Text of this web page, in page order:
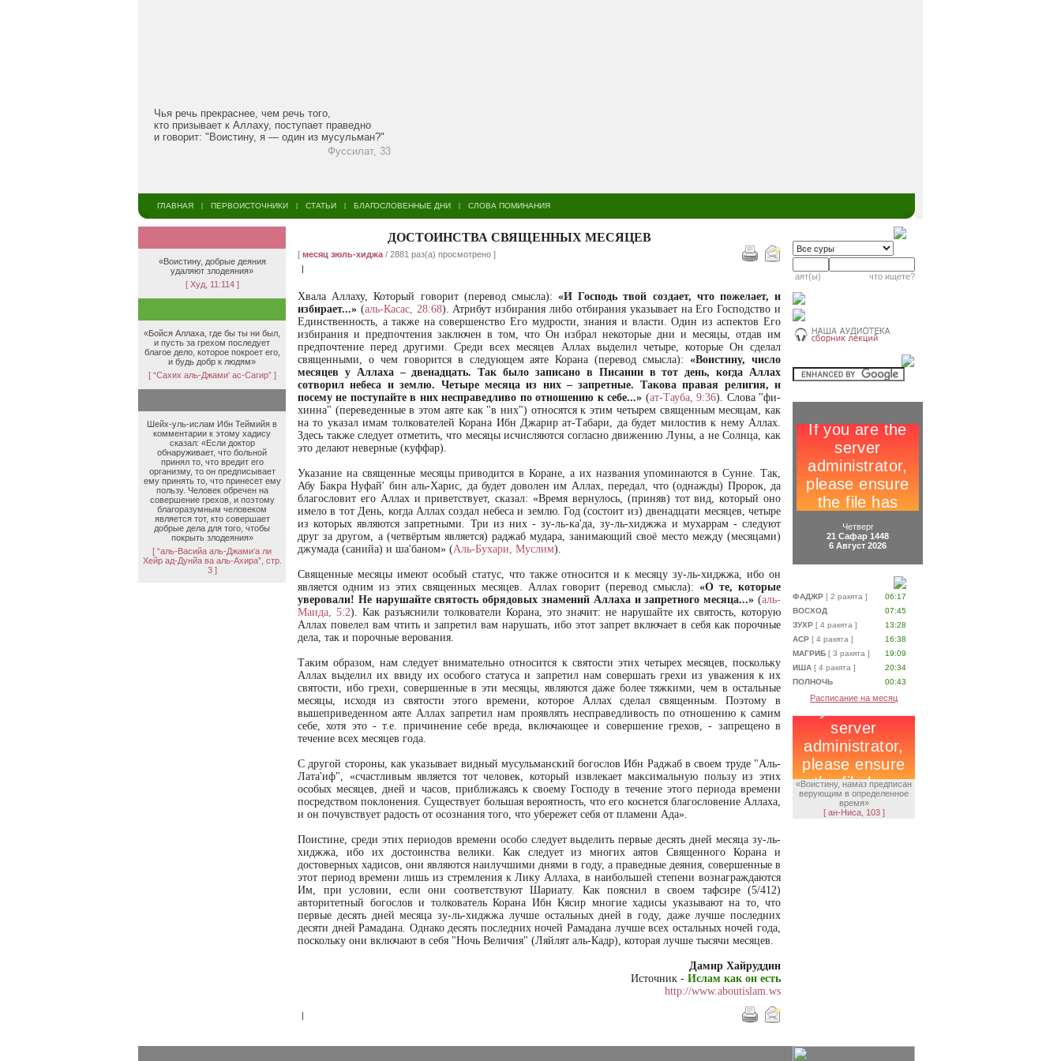
Чья речь прекраснее, чем речь того,
кто призывает к Аллаху, поступает праведно
и говорит: "Воистину, я — один из мусульман?"
Фуссилат, 33
ГЛАВНАЯ ПЕРВОИСТОЧНИКИ СТАТЬИ БЛАГОСЛОВЕННЫЕ ДНИ СЛОВА ПОМИНАНИЯ
«Воистину, добрые деяния
удаляют злодеяния»
[ Худ, 11:114 ]
«Бойся Аллаха, где бы ты ни был,
и пусть за грехом последует
благое дело, которое покроет его,
и будь добр к людям»
[ “Сахих аль-Джами‘ ас-Сагир” ]
Шейх-уль-ислам Ибн Теймийя в
комментарии к этому хадису
сказал: «Если доктор
обнаруживает, что больной
принял то, что вредит его
организму, то он предписывает
ему принять то, что принесет ему
пользу. Человек обречен на
совершение грехов, и поэтому
благоразумным человеком
является тот, кто совершает
добрые дела для того, чтобы
покрыть злодеяния»
[ “аль-Васийа аль-Джами‘а ли
Хейр ад-Дунйа ва аль-Ахира”, стр.
3 ]
ДОСТОИНСТВА СВЯЩЕННЫХ МЕСЯЦЕВ
[ месяц зюль-хиджа / 2881 раз(а) просмотрено ]
|
Хвала Аллаху, Который говорит (перевод смысла): «И Господь твой создает, что пожелает, и
избирает...» (аль-Касас, 28:68). Атрибут избирания либо отбирания указывает на Его Господство и
Единственность, а также на совершенство Его мудрости, знания и власти. Один из аспектов Его
избирания и предпочтения заключен в том, что Он избрал некоторые дни и месяцы, отдав им
предпочтение перед другими. Среди всех месяцев Аллах выделил четыре, которые Он сделал
священными, о чем говорится в следующем аяте Корана (перевод смысла):«Воистину, число
месяцев у Аллаха – двенадцать. Так было записано в Писании в тот день, когда Аллах
сотворил небеса и землю. Четыре месяца из них – запретные. Такова правая религия, и
посему не поступайте в них несправедливо по отношению к себе...» (ат-Тауба, 9:36). Слова "фи-
хинна" (переведенные в этом аяте как "в них") относятся к этим четырем священным месяцам, как
на то указал имам толкователей Корана Ибн Джарир ат-Табари, да будет милостив к нему Аллах.
Здесь также следует отметить, что месяцы исчисляются согласно движению Луны, а не Солнца, как
это делают неверные (куффар).
Указание на священные месяцы приводится в Коране, а их названия упоминаются в Сунне. Так,
Абу Бакра Нуфай' бин аль-Харис, да будет доволен им Аллах, передал, что (однажды) Пророк, да
благословит его Аллах и приветствует, сказал: «Время вернулось, (приняв) тот вид, который оно
имело в тот День, когда Аллах создал небеса и землю. Год (состоит из) двенадцати месяцев, четыре
из которых являются запретными. Три из них - зу-ль-ка'да, зу-ль-хиджжа и мухаррам - следуют
друг за другом, а (четвёртым является) раджаб мудара, занимающий своё место между (месяцами)
джумада (санийа) и ша'баном» (Аль-Бухари, Муслим).
Священные месяцы имеют особый статус, что также относится и к месяцу зу-ль-хиджжа, ибо он
является одним из этих священных месяцев. Аллах говорит (перевод смысла):«О те, которые
уверовали! Не нарушайте святость обрядовых знамений Аллаха и запретного месяца...» (аль-
Маида, 5:2). Как разъяснили толкователи Корана, это значит: не нарушайте их святость, которую
Аллах повелел вам чтить и запретил вам нарушать, ибо этот запрет включает в себя как порочные
дела, так и порочные верования.
Таким образом, нам следует внимательно относится к святости этих четырех месяцев, поскольку
Аллах выделил их ввиду их особого статуса и запретил нам совершать грехи из уважения к их
святости, ибо грехи, совершенные в эти месяцы, являются даже более тяжкими, чем в остальные
месяцы, исходя из святости этого времени, которое Аллах сделал священным. Поэтому в
вышеприведенном аяте Аллах запретил нам проявлять несправедливость по отношению к самим
себе, хотя это - т.е. причинение себе вреда, включающее и совершение грехов, - запрещено в
течение всех месяцев года.
С другой стороны, как указывает видный мусульманский богослов Ибн Раджаб в своем труде "Аль-
Лата'иф", «счастливым является тот человек, который извлекает максимальную пользу из этих
особых месяцев, дней и часов, приближаясь к своему Господу в течение этого периода времени
посредством поклонения. Существует большая вероятность, что его коснется благословение Аллаха,
и он почувствует радость от осознания того, что убережет себя от пламени Ада».
Поистине, среди этих периодов времени особо следует выделить первые десять дней месяца зу-ль-
хиджжа, ибо их достоинства велики. Как следует из многих аятов Священного Корана и
достоверных хадисов, они являются наилучшими днями в году, а праведные деяния, совершенные в
этот период времени лишь из стремления к Лику Аллаха, в наибольшей степени вознаграждаются
Им, при условии, если они соответствуют Шариату. Как пояснил в своем тафсире (5/412)
авторитетный богослов и толкователь Корана Ибн Кясир многие хадисы указывают на то, что
первые десять дней месяца зу-ль-хиджжа лучше остальных дней в году, даже лучше последних
десяти дней Рамадана. Однако десять последних ночей Рамадана лучше всех остальных ночей года,
поскольку они включают в себя "Ночь Величия" (Ляйлят аль-Кадр), которая лучше тысячи месяцев.
Дамир Хайруддин
Источник - Ислам как он есть
http://www.aboutislam.ws
|
аят(ы) что ищете?
Четверг
21 Сафар 1448
6 Август 2026
ФАДЖР [ 2 ракята ]
06:17
ВОСХОД
07:45
ЗУХР [ 4 ракята ]
13:28
АСР [ 4 ракята ]
16:38
МАГРИБ [ 3 ракята ]
19:09
ИША [ 4 ракята ]
20:34
ПОЛНОЧЬ
00:43
Расписание на месяц
«Воистину, намаз предписан
верующим в определенное
время»
[ ан-Ниса, 103 ]